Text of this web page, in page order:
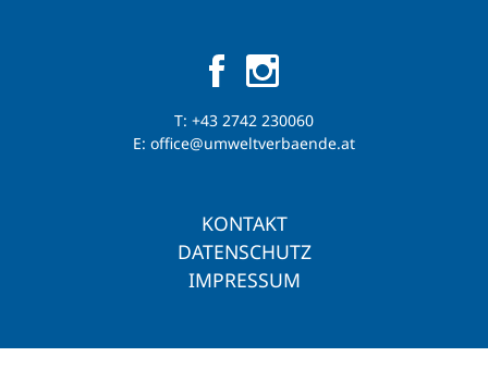
T: +43 2742 230060
E: office@umweltverbaende.at
KONTAKT
DATENSCHUTZ
IMPRESSUM